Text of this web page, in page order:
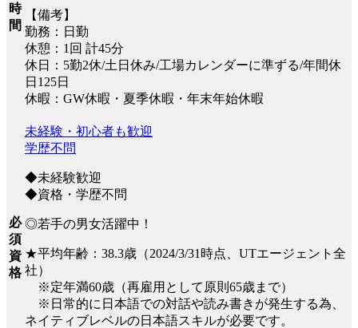
時
間
【備考】
勤務：日勤
休憩：1回 計45分
休日：5勤2休/土日休み/工場カレンダーに準ずる/年間休
日125日
休暇：GW休暇・夏季休暇・年末年始休暇
必
須
資
格
未経験・初心者も歓迎
学歴不問
◆未経験歓迎
◆資格・学歴不問
◎若手の男女活躍中！
★平均年齢：38.3歳（2024/3/31時点、UTエージェント全
社）
※定年満60歳（再雇用として原則65歳まで）
※日常的に日本語での対話や読み書きが発生する為、
ネイティブレベルの日本語スキルが必要です。